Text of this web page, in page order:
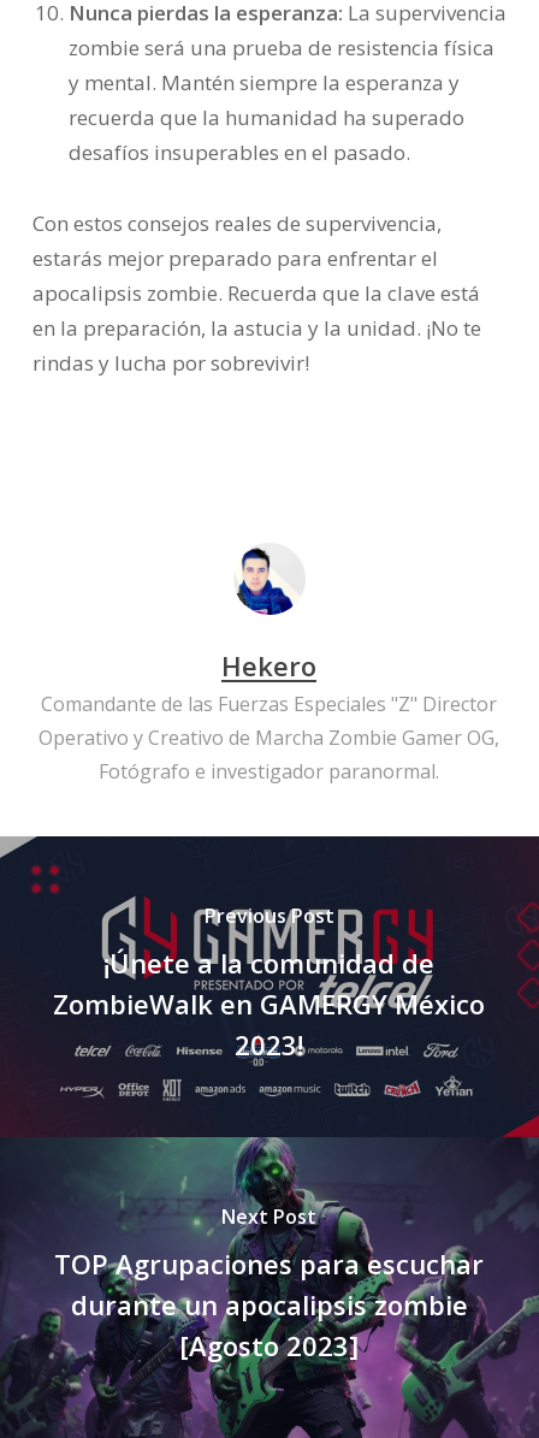
Nunca pierdas la esperanza: La supervivencia
zombie será una prueba de resistencia física
y mental. Mantén siempre la esperanza y
recuerda que la humanidad ha superado
desafíos insuperables en el pasado.
Con estos consejos reales de supervivencia,
estarás mejor preparado para enfrentar el
apocalipsis zombie. Recuerda que la clave está
en la preparación, la astucia y la unidad. ¡No te
rindas y lucha por sobrevivir!
Hekero
Comandante de las Fuerzas Especiales "Z" Director
Operativo y Creativo de Marcha Zombie Gamer OG,
Fotógrafo e investigador paranormal.
Previous Post
¡Únete a la comunidad de
ZombieWalk en GAMERGY México
2023!
Next Post
TOP Agrupaciones para escuchar
durante un apocalipsis zombie
[Agosto 2023]